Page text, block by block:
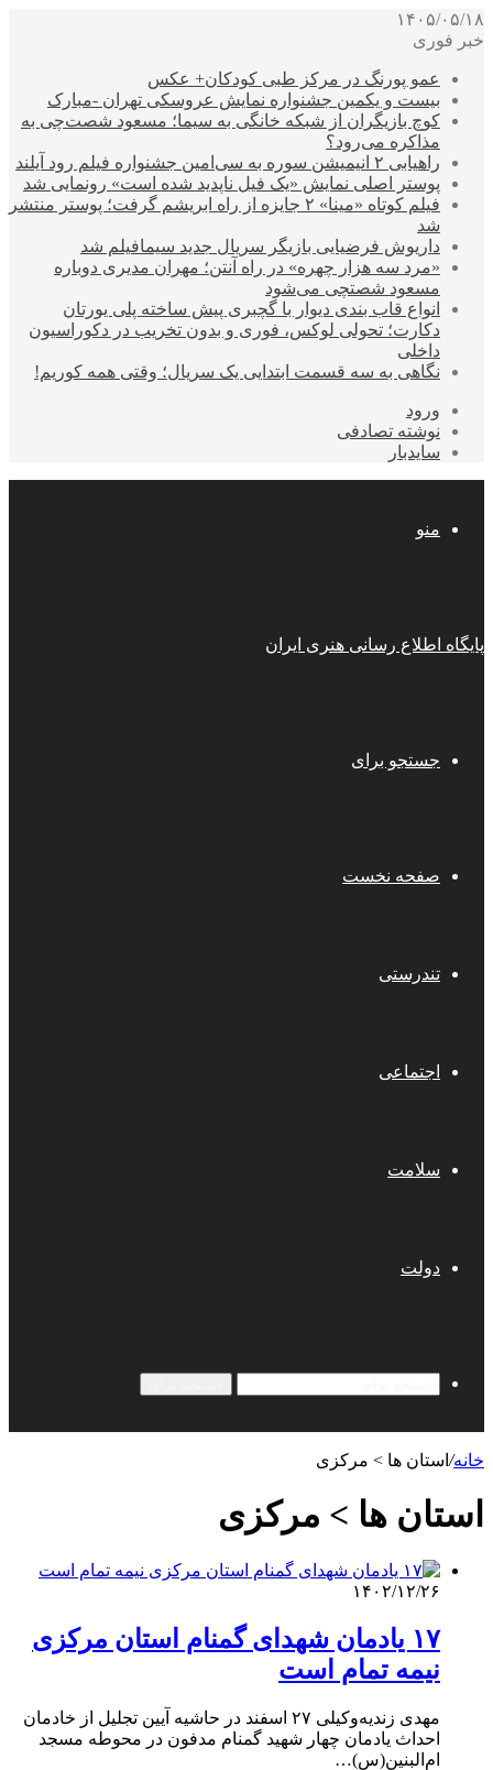
۱۴۰۵/۰۵/۱۸
خبر فوری
عمو پورنگ در مرکز طبی کودکان+ عکس
بیست و یکمین جشنواره نمایش عروسکی تهران -مبارک
کوچ بازیگران از شبکه خانگی به سیما؛ مسعود شصت‌چی به
مذاکره می‌رود؟
راهیابی ۲ انیمیشن سوره به سی‌امین جشنواره فیلم رود آیلند
پوستر اصلی نمایش «یک فیل ناپدید شده است» رونمایی شد
فیلم کوتاه «مینا» ۲ جایزه از راه ابریشم گرفت؛ پوستر منتشر
شد
داریوش فرضیایی بازیگر سریال جدید سیمافیلم شد
«مرد سه هزار چهره» در راه آنتن؛ مهران مدیری دوباره
مسعود شصتچی می‌شود
انواع قاب بندی دیوار با گچبری پیش ساخته پلی یورتان
دکارت؛ تحولی لوکس، فوری و بدون تخریب در دکوراسیون
داخلی
نگاهی به سه قسمت ابتدایی یک سریال؛ وقتی همه کوریم!
ورود
نوشته تصادفی
سایدبار
منو
پایگاه اطلاع رسانی هنری ایران
جستجو برای
صفحه نخست
تندرستی
اجتماعی
سلامت
دولت
خانه/ استان ها > مرکزی
استان ها > مرکزی
۱۴۰۲/۱۲/۲۶
۱۷ یادمان شهدای گمنام استان مرکزی
نیمه تمام است
مهدی زندیه‌وکیلی ۲۷ اسفند در حاشیه آیین تجلیل از خادمان
احداث یادمان چهار شهید گمنام مدفون در محوطه مسجد
ام‌البنین(س)…